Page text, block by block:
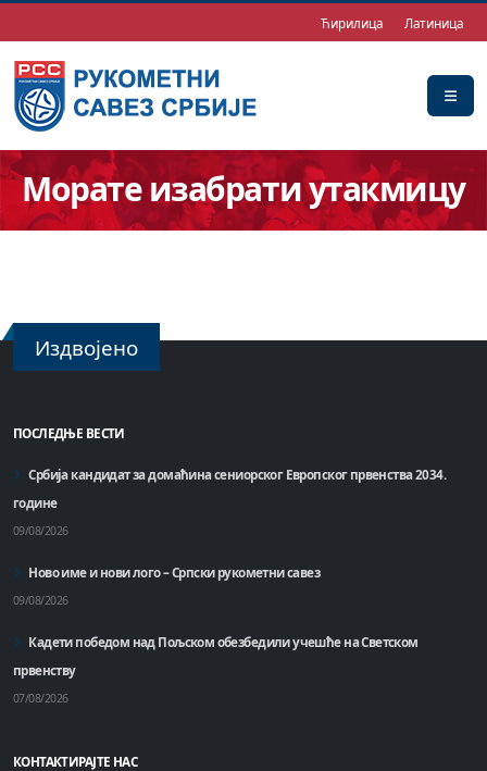
Ћирилица Латиница
Морате изабрати утакмицу
Издвојено
ПОСЛЕДЊЕ ВЕСТИ
Србија кандидат за домаћинa сениорског Европског првенства 2034.
године
09/08/2026
Ново име и нови лого – Српски рукометни савез
09/08/2026
Кадети победом над Пољском обезбедили учешће на Светском
првенству
07/08/2026
КОНТАКТИРАЈТЕ НАС